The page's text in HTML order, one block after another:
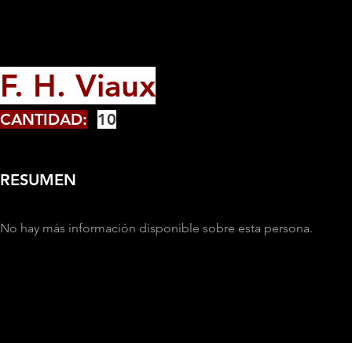
F. H. Viaux
CANTIDAD: 10
RESUMEN
No hay más información disponible sobre esta persona.